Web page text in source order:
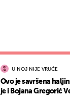
U NOJ NIJE VRUĆE
Ovo je savršena
je i Bojana Gregorić